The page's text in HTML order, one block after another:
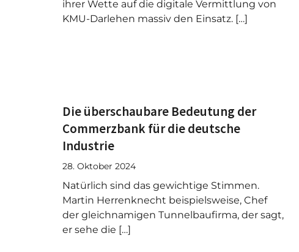
ihrer Wette auf die digitale Vermittlung von
KMU-Darlehen massiv den Einsatz. […]
Die überschaubare Bedeutung der
Commerzbank für die deutsche
Industrie
28. Oktober 2024
Natürlich sind das gewichtige Stimmen.
Martin Herrenknecht beispielsweise, Chef
der gleichnamigen Tunnelbaufirma, der sagt,
er sehe die […]